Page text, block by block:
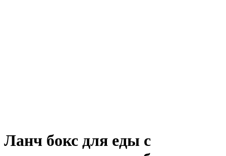
Ланч бокс для еды с